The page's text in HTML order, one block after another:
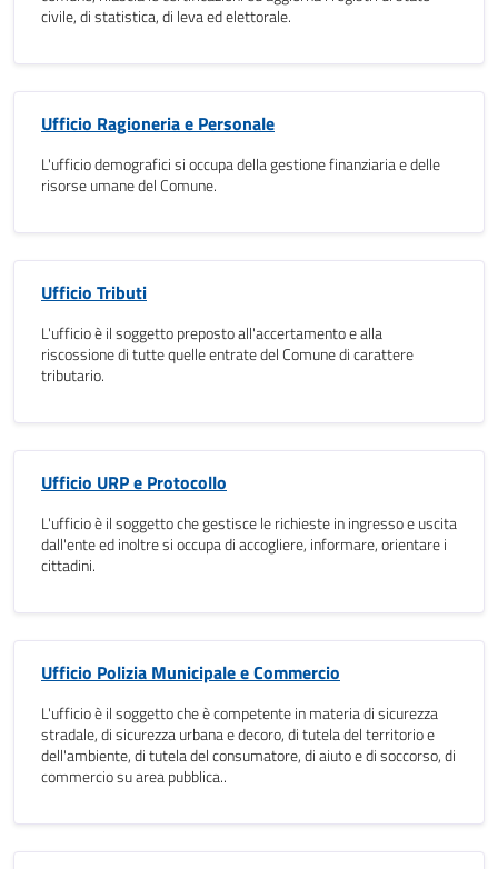
civile, di statistica, di leva ed elettorale.
Ufficio Ragioneria e Personale
L'ufficio demografici si occupa della gestione finanziaria e delle
risorse umane del Comune.
Ufficio Tributi
L'ufficio è il soggetto preposto all'accertamento e alla
riscossione di tutte quelle entrate del Comune di carattere
tributario.
Ufficio URP e Protocollo
L'ufficio è il soggetto che gestisce le richieste in ingresso e uscita
dall'ente ed inoltre si occupa di accogliere, informare, orientare i
cittadini.
Ufficio Polizia Municipale e Commercio
L'ufficio è il soggetto che è competente in materia di sicurezza
stradale, di sicurezza urbana e decoro, di tutela del territorio e
dell'ambiente, di tutela del consumatore, di aiuto e di soccorso, di
commercio su area pubblica..